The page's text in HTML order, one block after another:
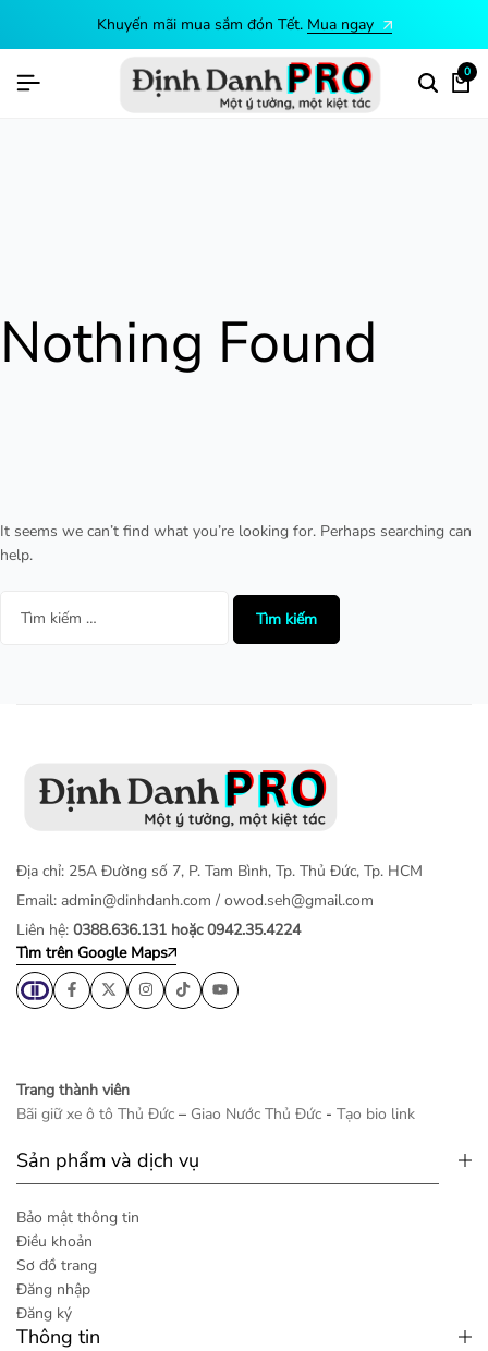
Khuyến mãi mua sắm đón Tết. Mua ngay
0
Nothing Found
It seems we can’t find what you’re looking for. Perhaps searching can
help.
Địa chỉ: 25A Đường số 7, P. Tam Bình, Tp. Thủ Đức, Tp. HCM
Email: admin@dinhdanh.com / owod.seh@gmail.com
Liên hệ: 0388.636.131 hoặc 0942.35.4224
Tìm trên Google Maps
Trang thành viên
Bãi giữ xe ô tô Thủ Đức – Giao Nước Thủ Đức - Tạo bio link
Sản phẩm và dịch vụ
Bảo mật thông tin
Điều khoản
Sơ đồ trang
Đăng nhập
Đăng ký
Thông tin